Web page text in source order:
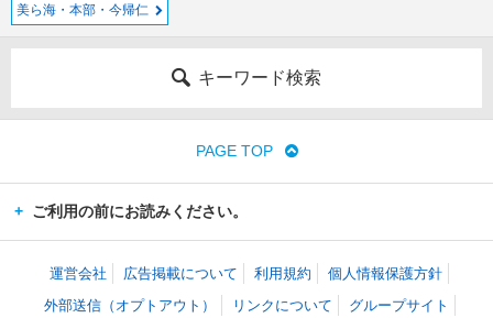
美ら海・本部・今帰仁
キーワード検索
PAGE TOP
ご利用の前にお読みください。
運営会社 広告掲載について 利用規約
個人情報保護方針
外部送信（オプトアウト）
リンクについて グループサイト